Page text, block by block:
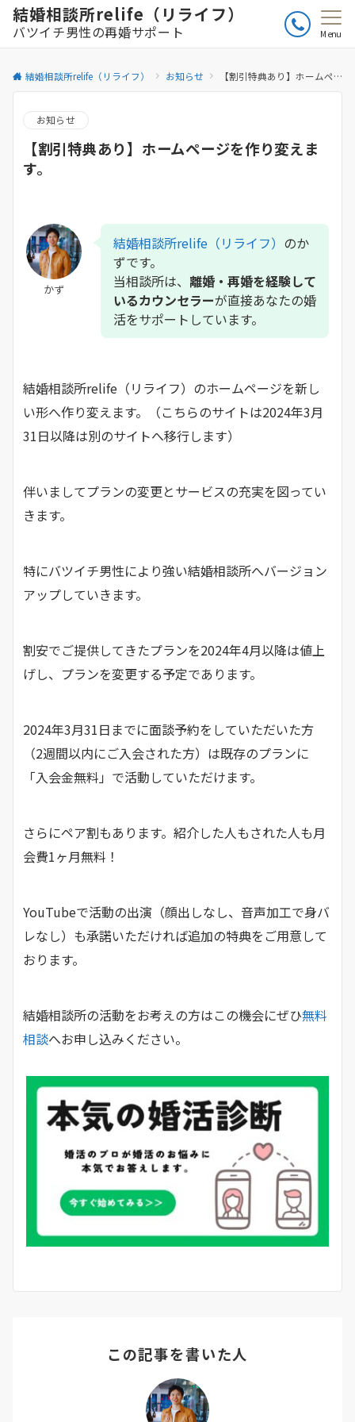
結婚相談所relife（リライフ）
バツイチ男性の再婚サポート Menu
結婚相談所relife（リライフ） お知らせ 【割引特典あり】ホームページを作り変えます。
お知らせ
【割引特典あり】ホームページを作り変えま
す。
かず
結婚相談所relife（リライフ） のか
ずです。
当相談所は、 離婚・再婚を経験して
いるカウンセラーが直接あなたの婚
活をサポートしています。
結婚相談所relife（リライフ）のホームページを新し
い形へ作り変えます。（こちらのサイトは2024年3月
31日以降は別のサイトへ移行します）
伴いましてプランの変更とサービスの充実を図ってい
きます。
特にバツイチ男性により強い結婚相談所へバージョン
アップしていきます。
割安でご提供してきたプランを2024年4月以降は値上
げし、プランを変更する予定であります。
2024年3月31日までに面談予約をしていただいた方
（2週間以内にご入会された方）は既存のプランに
「入会金無料」で活動していただけます。
さらにペア割もあります。紹介した人もされた人も月
会費1ヶ月無料！
YouTubeで活動の出演（顔出しなし、音声加工で身バ
レなし）も承諾いただければ追加の特典をご用意して
おります。
結婚相談所の活動をお考えの方はこの機会にぜひ無料
相談へお申し込みください。
この記事を書いた人